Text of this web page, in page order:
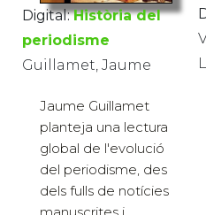
Digital: Història del
periodisme
Guillamet, Jaume
Jaume Guillamet
planteja una lectura
global de l'evolució
del periodisme, des
dels fulls de notícies